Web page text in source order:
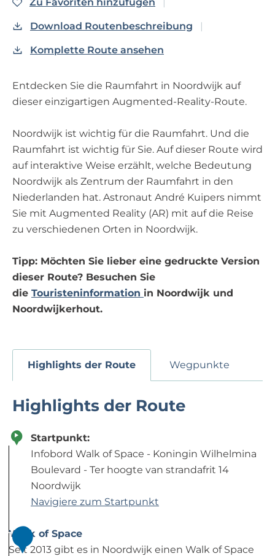
p
a
e
Download Routenbeschreibung
Komplette Route ansehen
Entdecken Sie die Raumfahrt in Noordwijk auf
dieser einzigartigen Augmented-Reality-Route.
Noordwijk ist wichtig für die Raumfahrt. Und die
Raumfahrt ist wichtig für Sie. Auf dieser Route wird
auf interaktive Weise erzählt, welche Bedeutung
Noordwijk als Zentrum der Raumfahrt in den
Niederlanden hat. Astronaut André Kuipers nimmt
Sie mit Augmented Reality (AR) mit auf die Reise
zu verschiedenen Orten in Noordwijk.
Tipp: Möchten Sie lieber eine gedruckte Version
dieser Route? Besuchen Sie
die Touristeninformation in Noordwijk und
Noordwijkerhout.
Highlights der Route Wegpunkte
Highlights der Route
Startpunkt:
Infobord Walk of Space - Koningin Wilhelmina
Boulevard - Ter hoogte van strandafrit 14
Noordwijk
Navigiere zum Startpunkt
1
Walk of Space
Seit 2013 gibt es in Noordwijk einen Walk of Space